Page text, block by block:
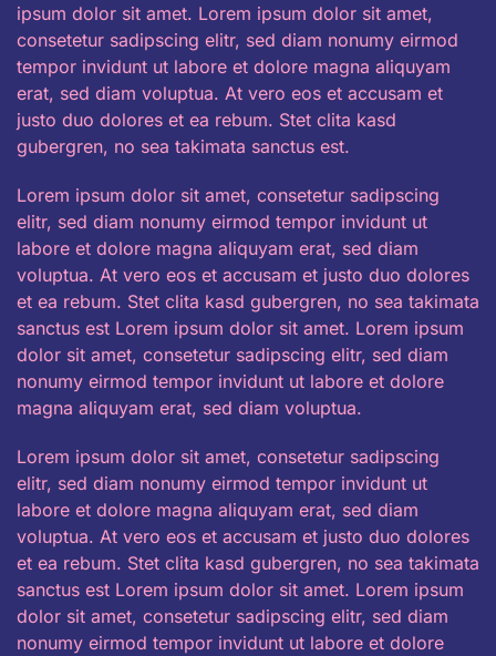
ipsum dolor sit amet. Lorem ipsum dolor sit amet,
consetetur sadipscing elitr, sed diam nonumy eirmod
tempor invidunt ut labore et dolore magna aliquyam
erat, sed diam voluptua. At vero eos et accusam et
justo duo dolores et ea rebum. Stet clita kasd
gubergren, no sea takimata sanctus est.
Lorem ipsum dolor sit amet, consetetur sadipscing
elitr, sed diam nonumy eirmod tempor invidunt ut
labore et dolore magna aliquyam erat, sed diam
voluptua. At vero eos et accusam et justo duo dolores
et ea rebum. Stet clita kasd gubergren, no sea takimata
sanctus est Lorem ipsum dolor sit amet. Lorem ipsum
dolor sit amet, consetetur sadipscing elitr, sed diam
nonumy eirmod tempor invidunt ut labore et dolore
magna aliquyam erat, sed diam voluptua.
Lorem ipsum dolor sit amet, consetetur sadipscing
elitr, sed diam nonumy eirmod tempor invidunt ut
labore et dolore magna aliquyam erat, sed diam
voluptua. At vero eos et accusam et justo duo dolores
et ea rebum. Stet clita kasd gubergren, no sea takimata
sanctus est Lorem ipsum dolor sit amet. Lorem ipsum
dolor sit amet, consetetur sadipscing elitr, sed diam
nonumy eirmod tempor invidunt ut labore et dolore